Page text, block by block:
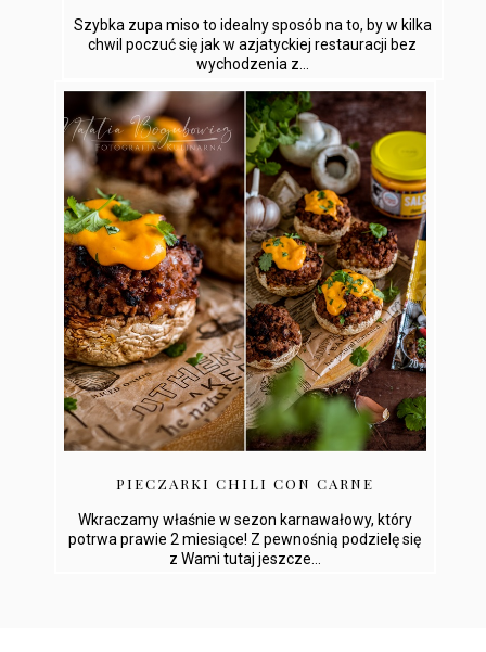
Szybka zupa miso to idealny sposób na to, by w kilka
chwil poczuć się jak w azjatyckiej restauracji bez
wychodzenia z...
PIECZARKI CHILI CON CARNE
Wkraczamy właśnie w sezon karnawałowy, który
potrwa prawie 2 miesiące! Z pewnośnią podzielę się
z Wami tutaj jeszcze...